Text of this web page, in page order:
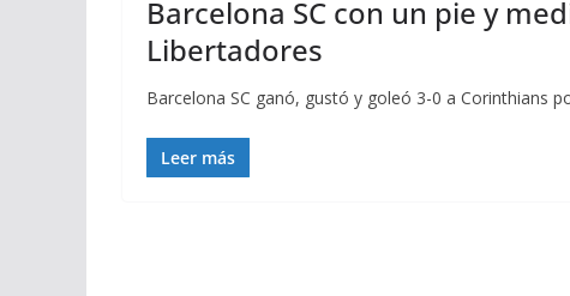
Barcelona SC con un pie y
Libertadores
Barcelona SC ganó, gustó y goleó 3-0 a Corinthians
Leer más